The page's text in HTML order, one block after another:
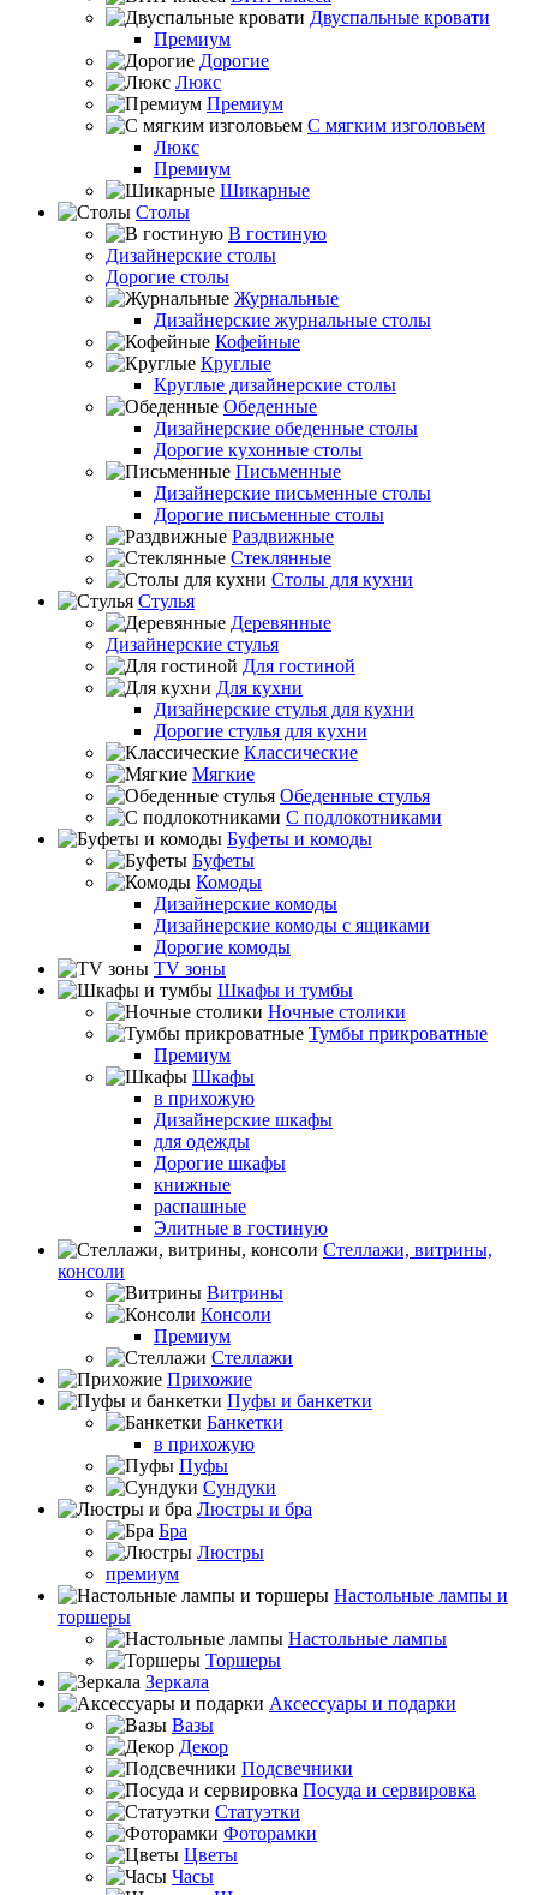
Двуспальные кровати
Премиум
Дорогие
Люкс
Премиум
С мягким изголовьем
Люкс
Премиум
Шикарные
Столы
В гостиную
Дизайнерские столы
Дорогие столы
Журнальные
Дизайнерские журнальные столы
Кофейные
Круглые
Круглые дизайнерские столы
Обеденные
Дизайнерские обеденные столы
Дорогие кухонные столы
Письменные
Дизайнерские письменные столы
Дорогие письменные столы
Раздвижные
Стеклянные
Столы для кухни
Стулья
Деревянные
Дизайнерские стулья
Для гостиной
Для кухни
Дизайнерские стулья для кухни
Дорогие стулья для кухни
Классические
Мягкие
Обеденные стулья
С подлокотниками
Буфеты и комоды
Буфеты
Комоды
Дизайнерские комоды
Дизайнерские комоды с ящиками
Дорогие комоды
TV зоны
Шкафы и тумбы
Ночные столики
Тумбы прикроватные
Премиум
Шкафы
в прихожую
Дизайнерские шкафы
для одежды
Дорогие шкафы
книжные
распашные
Элитные в гостиную
Стеллажи, витрины,
консоли
Витрины
Консоли
Премиум
Стеллажи
Прихожие
Пуфы и банкетки
Банкетки
в прихожую
Пуфы
Сундуки
Люстры и бра
Бра
Люстры
премиум
Настольные лампы и
торшеры
Настольные лампы
Торшеры
Зеркала
Аксессуары и подарки
Вазы
Декор
Подсвечники
Посуда и сервировка
Статуэтки
Фоторамки
Цветы
Часы